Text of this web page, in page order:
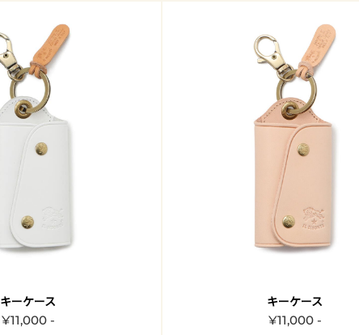
キーケース
¥11,000 -
キーケース
¥11,000 -